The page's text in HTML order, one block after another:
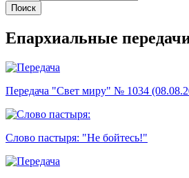
Епархиальные
Передача "Свет миру" № 1034
Слово пастыря: "Не бойтесь!"